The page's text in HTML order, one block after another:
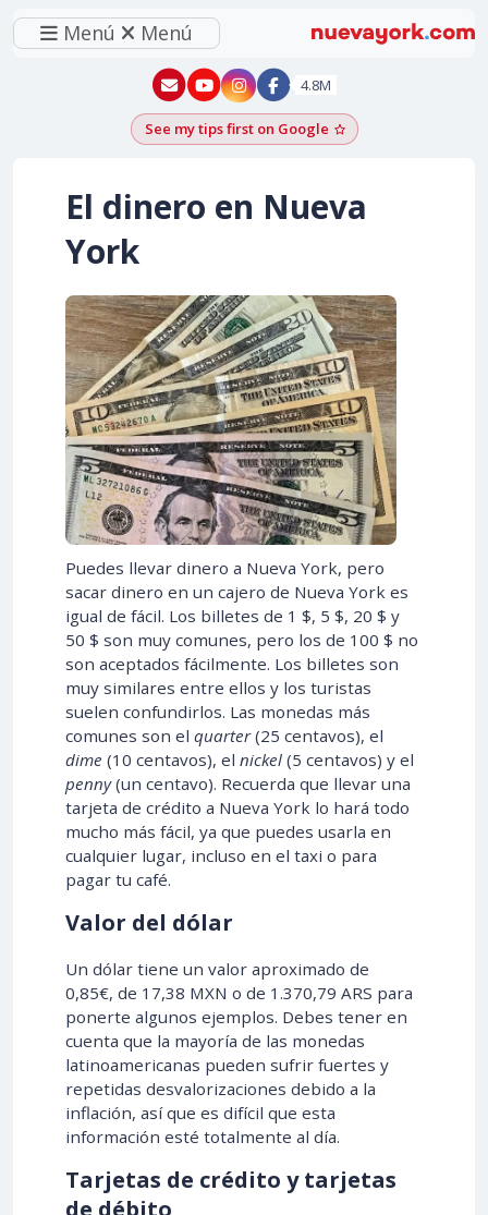
Menú Menú
New York - YouTube
New York - Instagram
4.8M
See my tips first on GoogleAdd as a Google
El dinero en Nueva
York
Puedes llevar dinero a Nueva York, pero
sacar dinero en un cajero de Nueva York es
igual de fácil. Los billetes de 1 $, 5 $, 20 $ y
50 $ son muy comunes, pero los de 100 $ no
son aceptados fácilmente. Los billetes son
muy similares entre ellos y los turistas
suelen confundirlos. Las monedas más
comunes son el quarter(25 centavos), el
dime (10 centavos), el nickel (5 centavos) y el
penny(un centavo). Recuerda que llevar una
tarjeta de crédito a Nueva York lo hará todo
mucho más fácil, ya que puedes usarla en
cualquier lugar, incluso en el taxi o para
pagar tu café.
Valor del dólar
Un dólar tiene un valor aproximado de
0,85€, de 17,38 MXN o de 1.370,79 ARS para
ponerte algunos ejemplos. Debes tener en
cuenta que la mayoría de las monedas
latinoamericanas pueden sufrir fuertes y
repetidas desvalorizaciones debido a la
inflación, así que es difícil que esta
información esté totalmente al día.
Tarjetas de crédito y tarjetas
de débito